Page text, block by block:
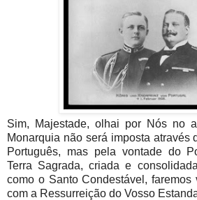
Sim, Majestade, olhai por Nós no
Monarquia não será imposta através
Português, mas pela vontade do
Terra Sagrada, criada e
como o Santo Condestável, faremos
com a Ressurreição do Vosso